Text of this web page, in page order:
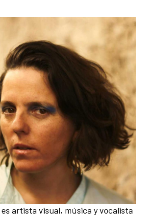
es artista visual, música y vocalista